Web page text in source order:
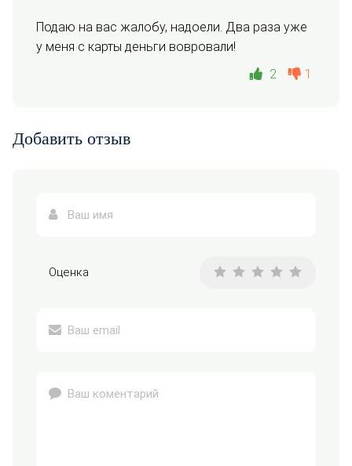
Подаю на вас жалобу, надоели. Два раза уже
у меня с карты деньги вовровали!
2
1
Добавить отзыв
Оценка